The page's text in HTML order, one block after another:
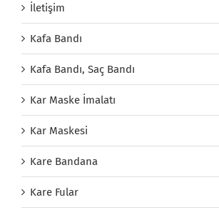
İletişim
Kafa Bandı
Kafa Bandı, Saç Bandı
Kar Maske İmalatı
Kar Maskesi
Kare Bandana
Kare Fular